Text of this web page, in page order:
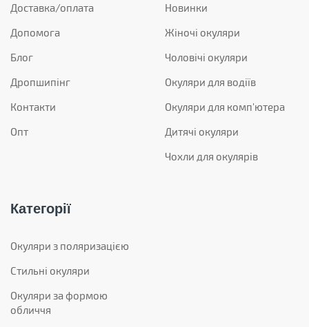
Доставка/оплата
Допомога
Блог
Дропшипінг
Контакти
Опт
Новинки
Жіночі окуляри
Чоловічі окуляри
Окуляри для водіїв
Окуляри для комп'ютера
Дитячі окуляри
Чохли для окулярів
Категорії
Окуляри з поляризацією
Стильні окуляри
Окуляри за формою
обличчя